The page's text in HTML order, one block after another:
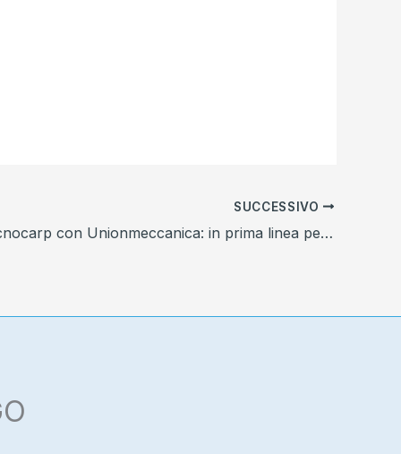
SUCCESSIVO
Il Team Tecnocarp con Unionmeccanica: in prima linea per la Formazione